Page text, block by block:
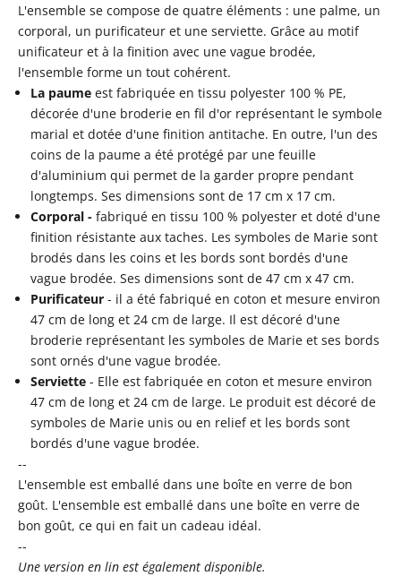
L'ensemble se compose de quatre éléments : une palme, un
corporal, un purificateur et une serviette. Grâce au motif
unificateur et à la finition avec une vague brodée,
l'ensemble forme un tout cohérent.
La paume est fabriquée en tissu polyester 100 % PE,
décorée d'une broderie en fil d'or représentant le symbole
marial et dotée d'une finition antitache. En outre, l'un des
coins de la paume a été protégé par une feuille
d'aluminium qui permet de la garder propre pendant
longtemps. Ses dimensions sont de 17 cm x 17 cm.
Corporal - fabriqué en tissu 100 % polyester et doté d'une
finition résistante aux taches. Les symboles de Marie sont
brodés dans les coins et les bords sont bordés d'une
vague brodée. Ses dimensions sont de 47 cm x 47 cm.
Purificateur - il a été fabriqué en coton et mesure environ
47 cm de long et 24 cm de large. Il est décoré d'une
broderie représentant les symboles de Marie et ses bords
sont ornés d'une vague brodée.
Serviette - Elle est fabriquée en coton et mesure environ
47 cm de long et 24 cm de large. Le produit est décoré de
symboles de Marie unis ou en relief et les bords sont
bordés d'une vague brodée.
--
L'ensemble est emballé dans une boîte en verre de bon
goût. L'ensemble est emballé dans une boîte en verre de
bon goût, ce qui en fait un cadeau idéal.
--
Une version en lin est également disponible.